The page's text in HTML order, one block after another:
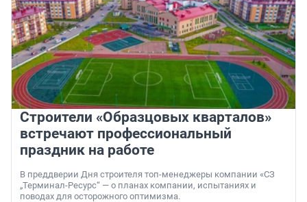
Строители «Образцовых кварталов»
встречают профессиональный
праздник на работе
В преддверии Дня строителя топ-менеджеры компании «СЗ
„Терминал-Ресурс“ — о планах компании, испытаниях и
поводах для осторожного оптимизма.